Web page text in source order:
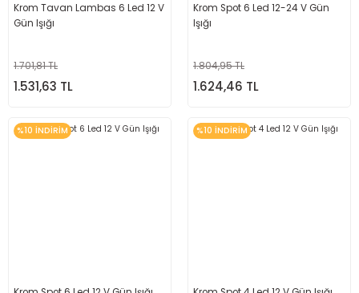
Krom Tavan Lambas 6 Led 12 V
Gün Işığı
1.701,81 TL
1.531,63 TL
Krom Spot 6 Led 12-24 V Gün
Işığı
1.804,95 TL
1.624,46 TL
%10 İNDİRİM %10 İNDİRİM